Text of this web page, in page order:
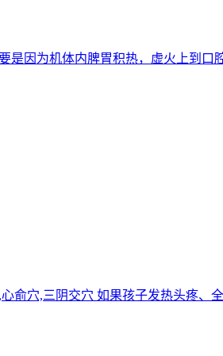
因为机体内脾胃积热，虚火上到
俞穴,三阴交穴 如果孩子发热头疼、